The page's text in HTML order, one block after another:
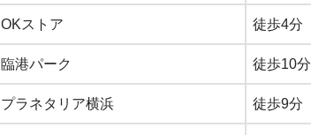
OKストア 徒歩4分
臨港パーク 徒歩10分
プラネタリア横浜 徒歩9分